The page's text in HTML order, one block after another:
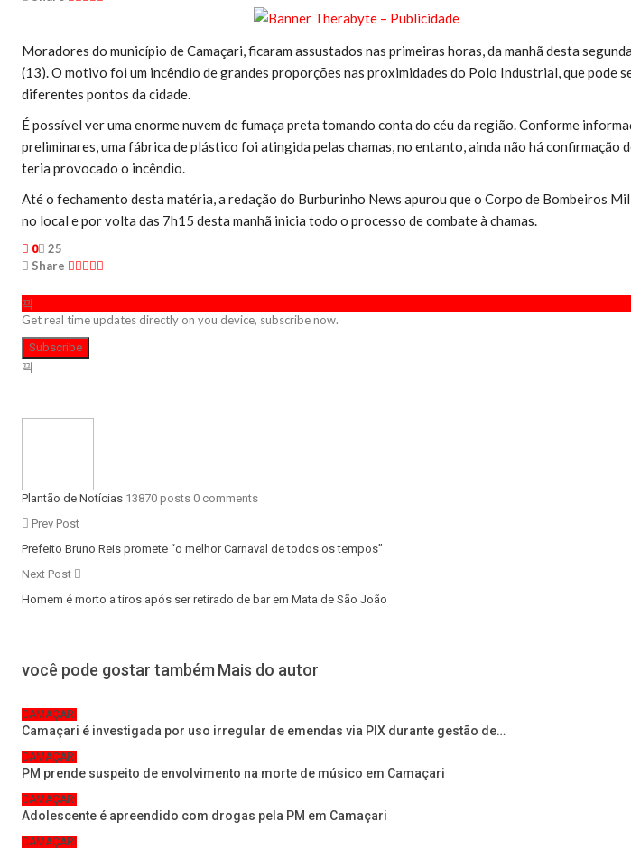
Moradores do município de Camaçari, ficaram assustados nas primeiras horas, da manhã desta
(13). O motivo foi um incêndio de grandes proporções nas proximidades do Polo Industrial, que pode
diferentes pontos da cidade.
É possível ver uma enorme nuvem de fumaça preta tomando conta do céu da região. Conforme
preliminares, uma fábrica de plástico foi atingida pelas chamas, no entanto, ainda não há confirmação
teria provocado o incêndio.
Até o fechamento desta matéria, a redação do Burburinho News apurou que o Corpo de Bombeiros
no local e por volta das 7h15 desta manhã inicia todo o processo de combate à chamas.
0
25
Share
Get real time updates directly on you device, subscribe now.
Subscribe
Plantão de Notícias 13870 posts 0 comments
Prev Post
Prefeito Bruno Reis promete “o melhor Carnaval de todos os tempos”
Next Post
Homem é morto a tiros após ser retirado de bar em Mata de São João
você pode gostar tambémMais do autor
CAMAÇARI
Camaçari é investigada por uso irregular de emendas via PIX durante gestão de…
CAMAÇARI
PM prende suspeito de envolvimento na morte de músico em Camaçari
CAMAÇARI
Adolescente é apreendido com drogas pela PM em Camaçari
CAMAÇARI